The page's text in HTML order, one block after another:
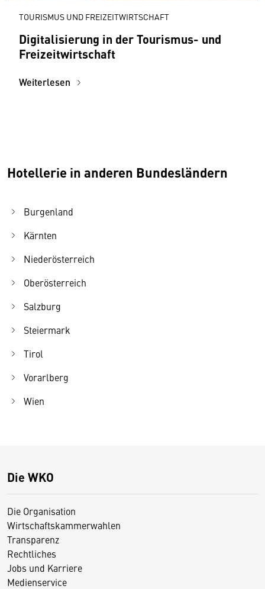
TOURISMUS UND FREIZEITWIRTSCHAFT
Digitalisierung in der Tourismus- und
Freizeitwirtschaft
Weiterlesen
Hotellerie in anderen Bundesländern
Burgenland
Kärnten
Niederösterreich
Oberösterreich
Salzburg
Steiermark
Tirol
Vorarlberg
Wien
Die WKO
Die Organisation
Wirtschaftskammerwahlen
Transparenz
Rechtliches
Jobs und Karriere
Medienservice